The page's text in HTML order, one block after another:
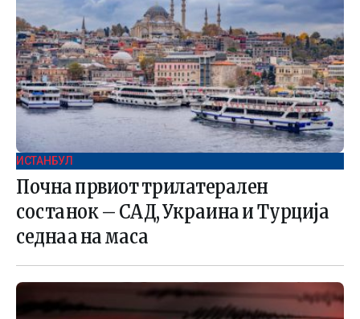
ИСТАНБУЛ
Почна првиот трилатерален
состанок – САД, Украина и Турција
седнаа на маса